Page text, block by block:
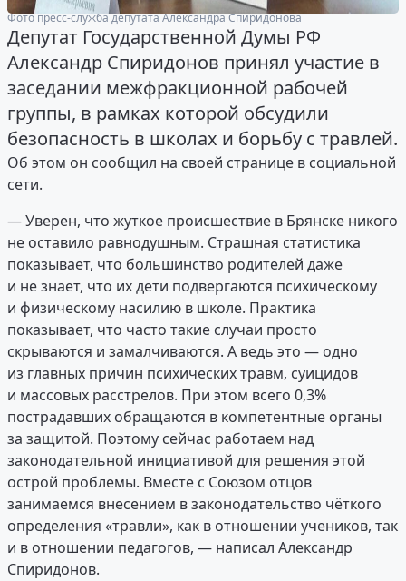
Фото пресс-служба депутата Александра Спиридонова
Депутат Государственной Думы РФ
Александр Спиридонов принял участие в
заседании межфракционной рабочей
группы, в рамках которой обсудили
безопасность в школах и борьбу с травлей.
Об этом он сообщил на своей странице в социальной
сети.
— Уверен, что жуткое происшествие в Брянске никого
не оставило равнодушным. Страшная статистика
показывает, что большинство родителей даже
и не знает, что их дети подвергаются психическому
и физическому насилию в школе. Практика
показывает, что часто такие случаи просто
скрываются и замалчиваются. А ведь это — одно
из главных причин психических травм, суицидов
и массовых расстрелов. При этом всего 0,3%
пострадавших обращаются в компетентные органы
за защитой. Поэтому сейчас работаем над
законодательной инициативой для решения этой
острой проблемы. Вместе с Союзом отцов
занимаемся внесением в законодательство чёткого
определения «травли», как в отношении учеников, так
и в отношении педагогов, — написал Александр
Спиридонов.